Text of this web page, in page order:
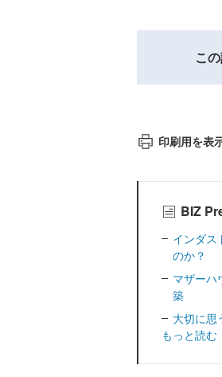
こ
印刷用を表
BIZ
インダス
のか？
マザーハ
築
大切に思
もっと読む